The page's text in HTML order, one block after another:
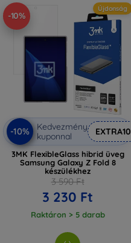
-10%
Újdonság
-10%
Kedvezmény
kuponnal
EXTRA10
3MK FlexibleGlass hibrid üveg
Samsung Galaxy Z Fold 8
készülékhez
3 590 Ft
3 230 Ft
Raktáron > 5 darab